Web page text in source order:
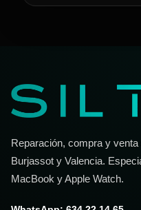
Reparación, compra y
Burjassot y Valencia.
MacBook y Apple Watch.